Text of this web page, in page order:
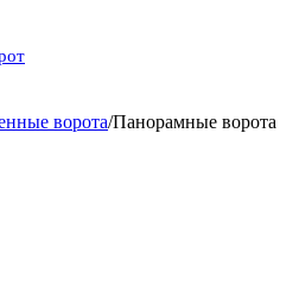
ворота/Панорамные ворота